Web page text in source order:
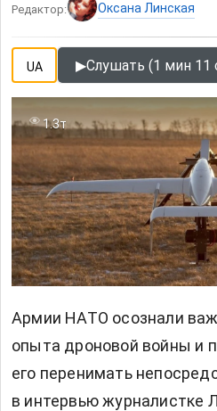
Редактор: Оксана Линская
UA ▶Слушать (1 мин 11
1.3т
Армии НАТО осознали
опыта дроновой войны и
его перенимать
в интервью журналистке